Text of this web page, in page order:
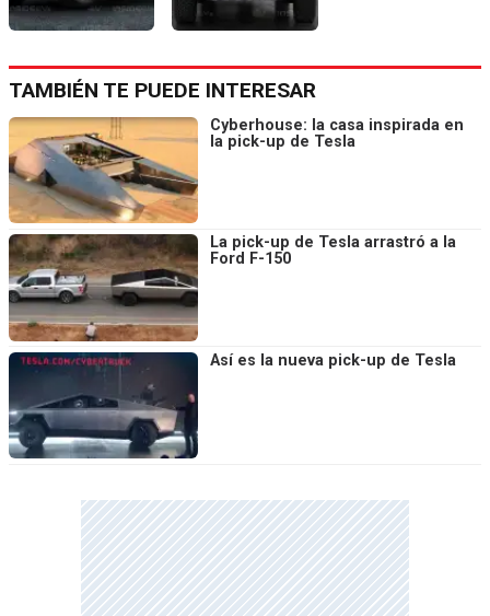
TAMBIÉN TE PUEDE INTERESAR
Cyberhouse: la casa inspirada en
la pick-up de Tesla
La pick-up de Tesla arrastró a la
Ford F-150
Así es la nueva pick-up de Tesla